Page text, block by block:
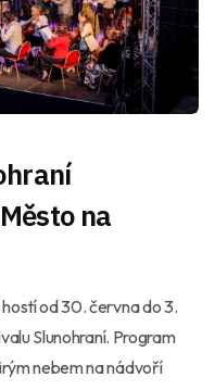
na
od 30. června do 3.
Slunohraní. Program
nebem na nádvoří